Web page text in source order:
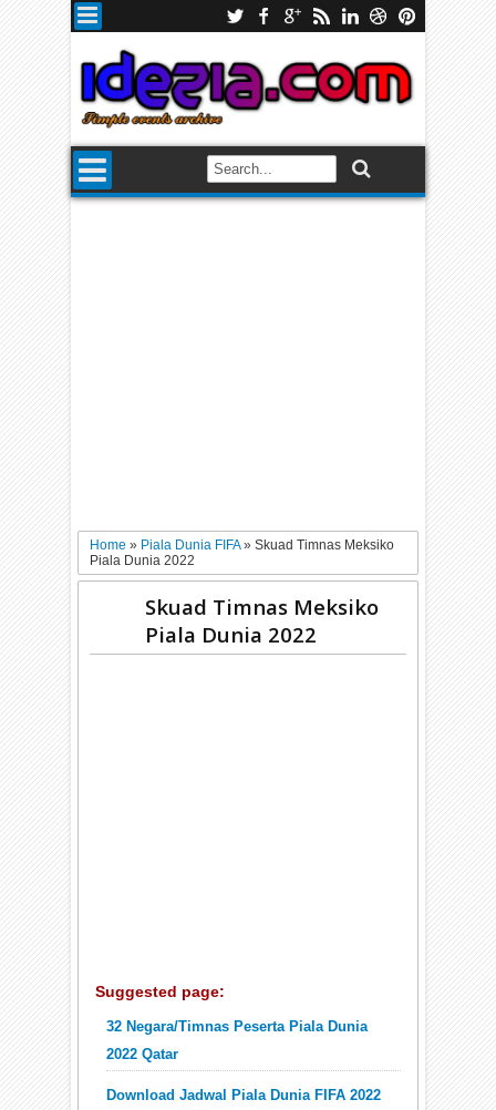
Home» Piala Dunia FIFA»Skuad Timnas Meksiko
Piala Dunia 2022
Skuad Timnas Meksiko
Piala Dunia 2022
Suggested page:
32 Negara/Timnas Peserta Piala Dunia
2022 Qatar
Download Jadwal Piala Dunia FIFA 2022